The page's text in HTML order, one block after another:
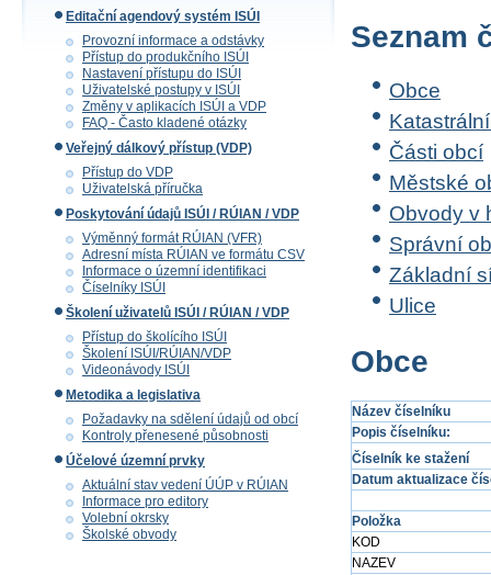
Editační agendový systém ISÚI
Provozní informace a odstávky
Přístup do produkčního ISÚI
Nastavení přístupu do ISÚI
Uživatelské postupy v ISÚI
Změny v aplikacích ISÚI a VDP
FAQ - Často kladené otázky
Veřejný dálkový přístup (VDP)
Přístup do VDP
Uživatelská příručka
Poskytování údajů ISÚI / RÚIAN / VDP
Výměnný formát RÚIAN (VFR)
Adresní místa RÚIAN ve formátu CSV
Informace o územní identifikaci
Číselníky ISÚI
Školení uživatelů ISÚI / RÚIAN / VDP
Přístup do školícího ISÚI
Školení ISÚI/RÚIAN/VDP
Videonávody ISÚI
Metodika a legislativa
Požadavky na sdělení údajů od obcí
Kontroly přenesené působnosti
Účelové územní prvky
Aktuální stav vedení ÚÚP v RÚIAN
Informace pro editory
Volební okrsky
Školské obvody
Seznam
Obce
Části obcí
Městské
Obvody v
Správní
Základní
Ulice
Obce
Název číselníku
Popis číselníku:
Číselník ke stažení
Datum aktualizace
Položka
KOD
NAZEV